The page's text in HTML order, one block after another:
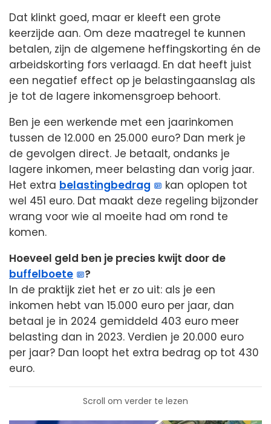
Dat klinkt goed, maar er kleeft een grote
keerzijde aan. Om deze maatregel te kunnen
betalen, zijn de algemene heffingskorting én de
arbeidskorting fors verlaagd. En dat heeft juist
een negatief effect op je belastingaanslag als
je tot de lagere inkomensgroep behoort.
Ben je een werkende met een jaarinkomen
tussen de 12.000 en 25.000 euro? Dan merk je
de gevolgen direct. Je betaalt, ondanks je
lagere inkomen, meer belasting dan vorig jaar.
Het extra belastingbedrag
kan oplopen tot
wel 451 euro. Dat maakt deze regeling bijzonder
wrang voor wie al moeite had om rond te
komen.
Hoeveel geld ben je precies kwijt door de
buffelboete
?
In de praktijk ziet het er zo uit: als je een
inkomen hebt van 15.000 euro per jaar, dan
betaal je in 2024 gemiddeld 403 euro meer
belasting dan in 2023. Verdien je 20.000 euro
per jaar? Dan loopt het extra bedrag op tot 430
euro.
Scroll om verder te lezen